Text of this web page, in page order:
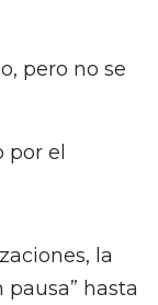
pero no se
el
la
hasta